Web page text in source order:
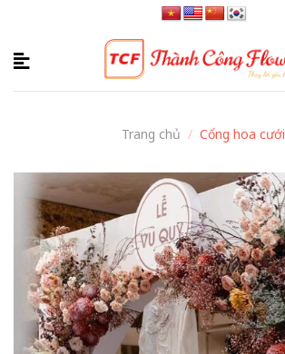
content
Trang chủ / Cổng hoa cưới